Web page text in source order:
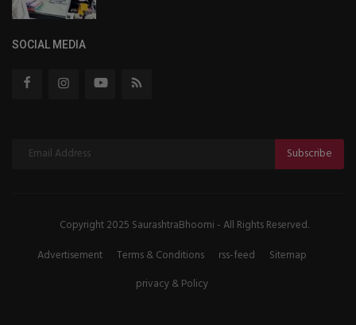
SOCIAL MEDIA
Subscribe
Copyright 2025 SaurashtraBhoomi - All Rights Reserved.
Advertisement
Terms & Conditions rss-feed
Sitemap
privacy & Policy